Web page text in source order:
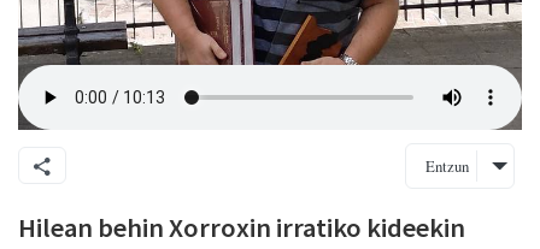
Entzun
Hilean behin Xorroxin irratiko kideekin